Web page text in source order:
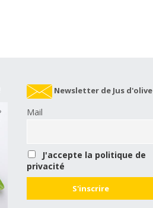
Newsletter de Jus d'olive
Mail
J'accepte la politique de
privacité